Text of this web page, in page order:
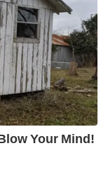
Your Mind!